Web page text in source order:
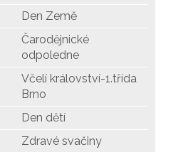
Den Země
Čarodějnické
odpoledne
Včelí království-1.třída
Brno
Den dětí
Zdravé svačiny